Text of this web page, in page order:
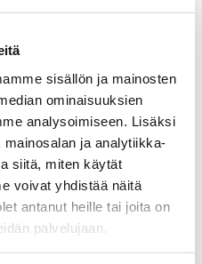
sisällön ja mainosten
ominaisuuksien
analysoimiseen. Lisäksi
ja analytiikka-
siitä, miten käytät
voivat yhdistää näitä
antanut heille tai joita on
palvelujaan.
›